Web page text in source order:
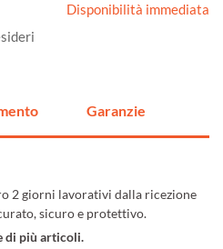
Disponibilità immediata
Garanzie
2 giorni lavorativi dalla ricezione
sicuro e protettivo.
di più articoli.